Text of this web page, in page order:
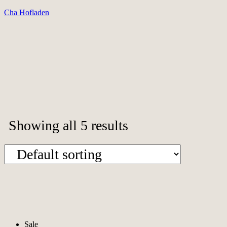
Cha Hofladen
Showing all 5 results
Sale